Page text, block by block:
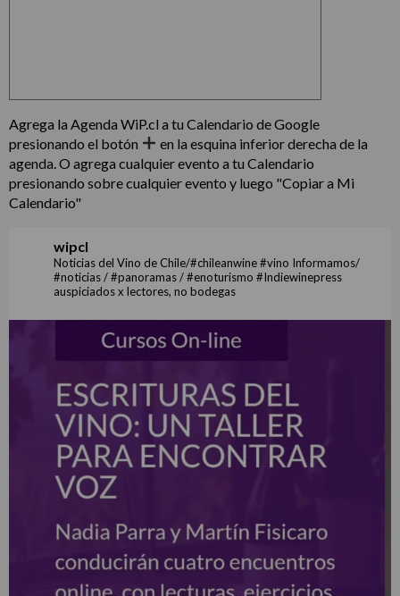
Agrega la Agenda WiP.cl a tu Calendario de Google
presionando el botón
en la esquina inferior derecha de la
agenda. O agrega cualquier evento a tu Calendario
presionando sobre cualquier evento y luego "Copiar a Mi
Calendario"
wipcl
Noticias del Vino de Chile/#chileanwine #vino Informamos/
#noticias / #panoramas / #enoturismo #Indiewinepress
auspiciados x lectores, no bodegas